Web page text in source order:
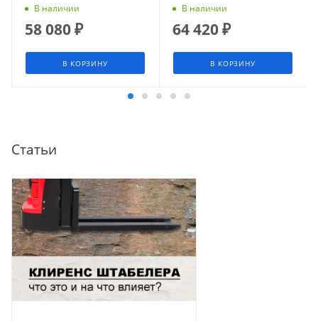
В наличии
58 080₽
В КОРЗИНУ
В наличии
64 420₽
В КОРЗИНУ
Статьи